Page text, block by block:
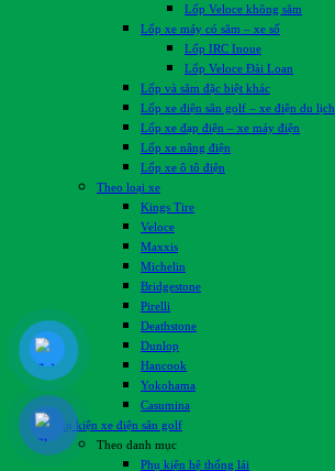
Lốp Veloce không săm
Lốp xe máy có săm – xe số
Lốp IRC Inoue
Lốp Veloce Đài Loan
Lốp và săm đặc biệt khác
Lốp xe điện sân golf – xe điện du lịch
Lốp xe đạp điện – xe máy điện
Lốp xe nâng điện
Lốp xe ô tô điện
Theo loại xe
Kings Tire
Veloce
Maxxis
Michelin
Bridgestone
Pirelli
Deathstone
Dunlop
Hancook
Yokohama
Casumina
Phụ kiện xe điện sân golf
Theo danh mục
Phụ kiện hệ thống lái